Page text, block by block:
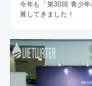
今年も「第30回 青少
展してきました！